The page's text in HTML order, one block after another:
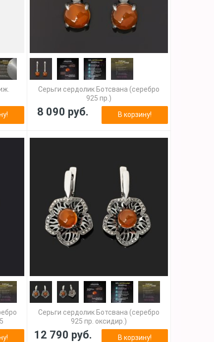
Серьги сердолик Ботсвана (серебро
925 пр.)
8 090 руб. В корзину!
Серьги сердолик Ботсвана (серебро
925 пр. оксидир.)
12 790 руб. В корзину!